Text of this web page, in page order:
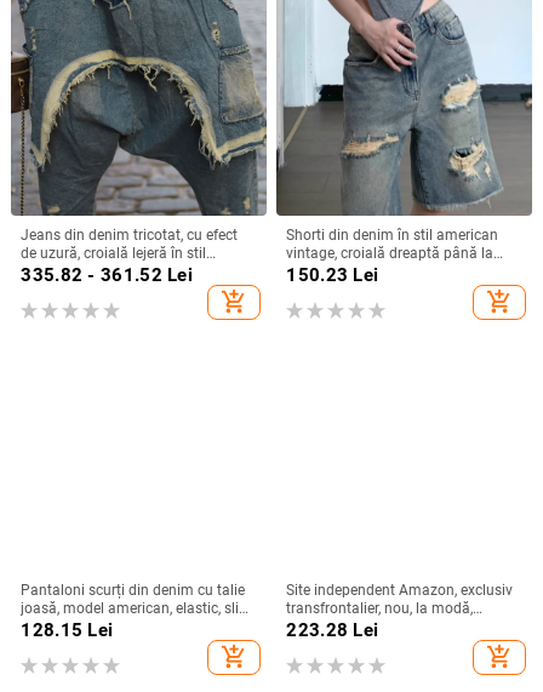
Jeans din denim tricotat, cu efect
de uzură, croială lejeră în stil
hareem, talie înaltă
335.82 - 361.52 Lei
add_shopping_cart
Shorti din denim în stil american
vintage, croială dreaptă până la
mijlocul coapsei, rupți, pentru femei
în mărime mare, croială lejeră, talie
înaltă, vară.
150.23 Lei
add_shopping_cart
Pantaloni scurți din denim cu talie
joasă, model american, elastic, slim
fit, cu șold drept, super scurți
128.15 Lei
add_shopping_cart
Site independent Amazon, exclusiv
transfrontalier, nou, la modă,
versatil, elastic, subțire, brodat, blugi
223.28 Lei
add_shopping_cart